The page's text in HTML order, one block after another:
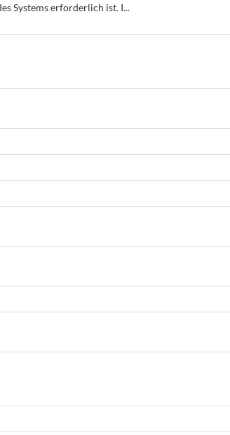
Systems erforderlich ist. I...